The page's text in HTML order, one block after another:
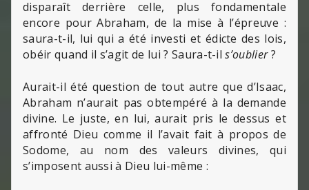
disparaît derrière celle, plus fondamentale
encore pour Abraham, de la mise à l’épreuve :
saura-t-il, lui qui a été investi et édicte des lois,
obéir quand il s’agit de lui ? Saura-t-ils’oublier?
Aurait-il été question de tout autre que d’Isaac,
Abraham n’aurait pas obtempéré à la demande
divine. Le juste, en lui, aurait pris le dessus et
affronté Dieu comme il l’avait fait à propos de
Sodome, au nom des valeurs divines, qui
s’imposent aussi à Dieu lui-même :